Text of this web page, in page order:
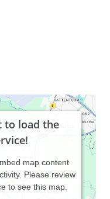
to load the
map content
Please review
to see this map.